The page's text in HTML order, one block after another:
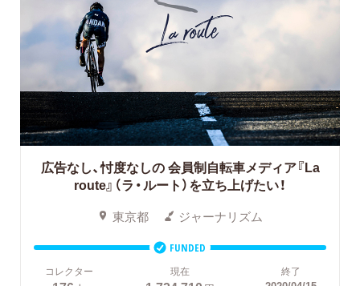
広告なし、忖度なしの会員制自転車メディア『La
route』（ラ・ルート）を立ち上げたい！
東京都 ジャーナリズム
FUNDED
コレクター
現在 終了